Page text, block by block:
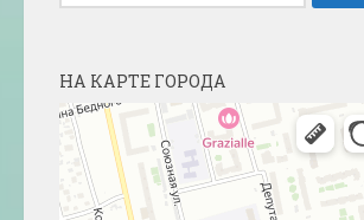
НА КАРТЕ ГОРОДА